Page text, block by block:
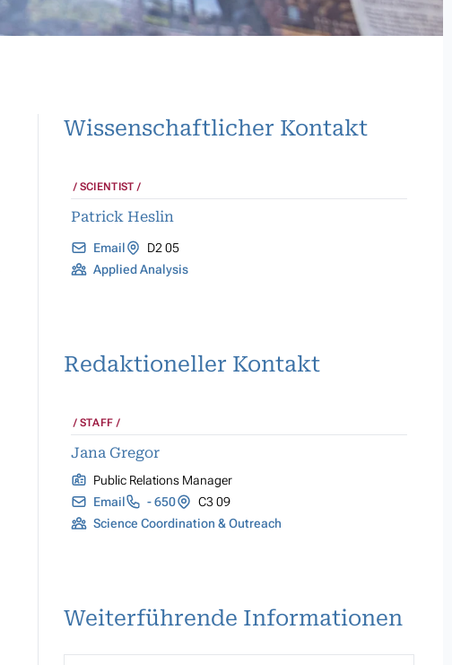
Wissenschaftlicher Kontakt
SCIENTIST
Patrick Heslin
Email
D2 05
Applied Analysis
Redaktioneller Kontakt
STAFF
Jana Gregor
Public Relations Manager
Email
- 650
C3 09
Science Coordination & Outreach
Weiterführende Informationen